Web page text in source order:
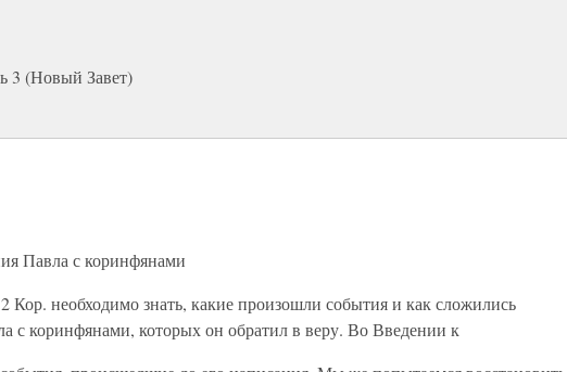
3 (Новый Завет)
Павла с коринфянами
Кор. необходимо знать, какие произошли события и как сложились
с коринфянами, которых он обратил в веру. Во Введении к